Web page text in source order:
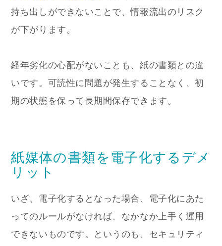
持ち出しができないことで、情報流出のリスク
が下がります。
経年劣化の心配がないことも、紙の書類との違
いです。可読性に問題が発生することなく、初
期の状態を保って長期間保存できます。
紙媒体の書類を電子化するデメ
リット
いざ、電子化するとなった場合、電子化にあた
ってのルールがなければ、なかなか上手く運用
できないものです。というのも、セキュリティ